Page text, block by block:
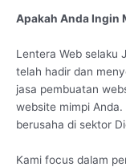
Apakah Anda Ingin
Lentera Web selaku
telah hadir dan
jasa pembuatan
website mimpi Anda.
berusaha di sektor
Kami focus dalam